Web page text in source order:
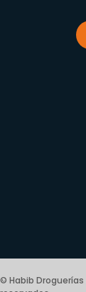
© Habib